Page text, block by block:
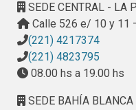
SEDE CENTRAL - LA
Calle 526 e/ 10 y 11
(221) 4217374
(221) 4823795
08.00 hs a 19.00 hs
SEDE BAHÍA BLANCA